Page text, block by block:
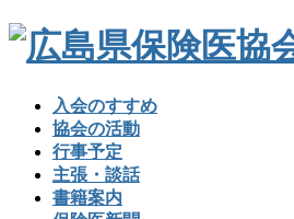
入会のすすめ
協会の活動
行事予定
主張・談話
書籍案内